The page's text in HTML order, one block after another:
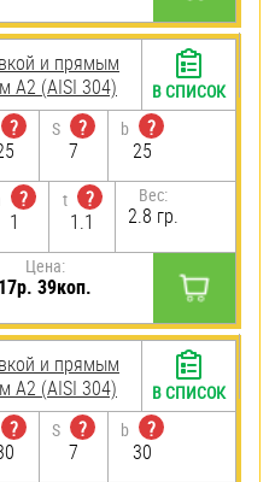
и прямым
А2 (AISI 304)
?
S
?
7
b
?
25
?
1
t
?
1.1
Вес:
2.8 гр.
Цена:
17р. 39коп.
В СПИСОК
и прямым
А2 (AISI 304)
?
S
?
7
b
?
30
В СПИСОК